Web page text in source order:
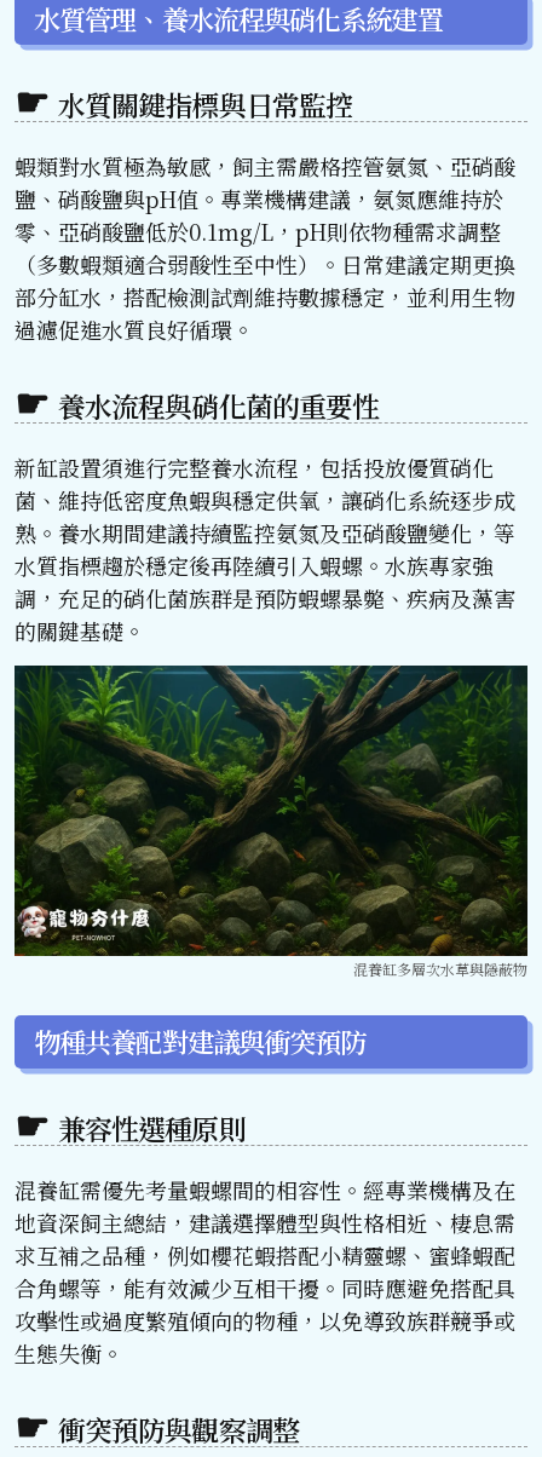
水質管理、養水流程與硝化系統建置
水質關鍵指標與日常監控
蝦類對水質極為敏感，飼主需嚴格控管氨氮、亞硝酸
鹽、硝酸鹽與pH值。專業機構建議，氨氮應維持於
零、亞硝酸鹽低於0.1mg/L，pH則依物種需求調整
（多數蝦類適合弱酸性至中性）。日常建議定期更換
部分缸水，搭配檢測試劑維持數據穩定，並利用生物
過濾促進水質良好循環。
養水流程與硝化菌的重要性
新缸設置須進行完整養水流程，包括投放優質硝化
菌、維持低密度魚蝦與穩定供氧，讓硝化系統逐步成
熟。養水期間建議持續監控氨氮及亞硝酸鹽變化，等
水質指標趨於穩定後再陸續引入蝦螺。水族專家強
調，充足的硝化菌族群是預防蝦螺暴斃、疾病及藻害
的關鍵基礎。
混養缸多層次水草與隱蔽物
物種共養配對建議與衝突預防
兼容性選種原則
混養缸需優先考量蝦螺間的相容性。經專業機構及在
地資深飼主總結，建議選擇體型與性格相近、棲息需
求互補之品種，例如櫻花蝦搭配小精靈螺、蜜蜂蝦配
合角螺等，能有效減少互相干擾。同時應避免搭配具
攻擊性或過度繁殖傾向的物種，以免導致族群競爭或
生態失衡。
衝突預防與觀察調整